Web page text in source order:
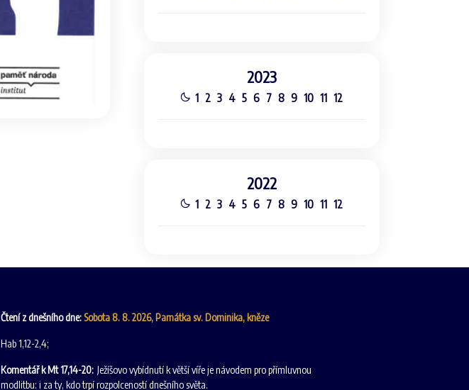
2023
1 2 3 4 5 6 7 8 9 10 11 12
2022
1 2 3 4 5 6 7 8 9 10 11 12
Čtení z dnešního dne:Sobota 8. 8. 2026, Památka sv. Dominika, kněze
Hab 1,12-2,4;
Komentář k Mt 17,14-20: Ježíšovo vybídnutí k větší víře je návodem pro přímluvnou
modlitbu: i za ty, kdo trpí rozpolceností dnešního světa.